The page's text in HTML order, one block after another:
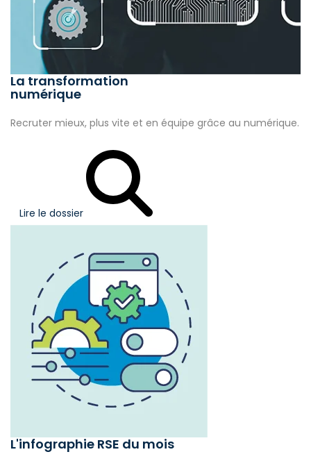
La transformation
numérique
Recruter mieux, plus vite et en équipe grâce au numérique.
Lire le dossier
L'infographie RSE du mois